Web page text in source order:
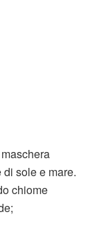
sole e mare.
chiome